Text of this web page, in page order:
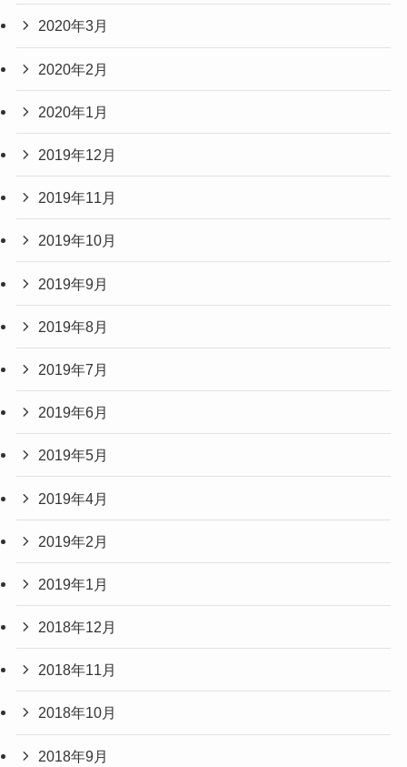
2020年3月
2020年2月
2020年1月
2019年12月
2019年11月
2019年10月
2019年9月
2019年8月
2019年7月
2019年6月
2019年5月
2019年4月
2019年2月
2019年1月
2018年12月
2018年11月
2018年10月
2018年9月